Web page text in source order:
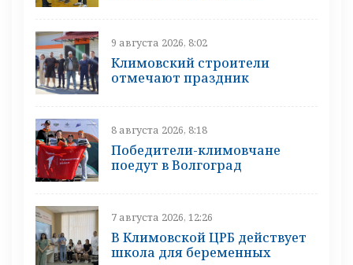
9 августа 2026, 8:02
Климовский строители
отмечают праздник
8 августа 2026, 8:18
Победители-климовчане
поедут в Волгоград
7 августа 2026, 12:26
В Климовской ЦРБ действует
школа для беременных